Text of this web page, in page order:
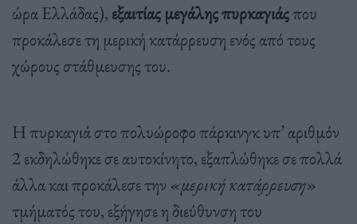
ώρα Ελλάδας), εξαιτίας μεγάλης πυρκαγιάςπου
προκάλεσε τη μερική κατάρρευση ενός από τους
χώρους στάθμευσης του.
Η πυρκαγιά στο πολυώροφο πάρκινγκ υπ’ αριθμόν
2 εκδηλώθηκε σε αυτοκίνητο, εξαπλώθηκε σε πολλά
άλλα και προκάλεσε την «μερική κατάρρευση»
τμήματός του, εξήγησε η διεύθυνση του